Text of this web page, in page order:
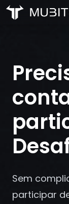
Trading
Preciso
Sem
participar